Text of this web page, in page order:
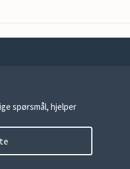
spørsmål, hjelper